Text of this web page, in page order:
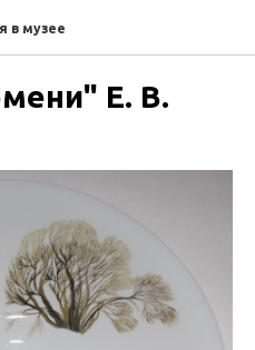
в музее
Е. В.